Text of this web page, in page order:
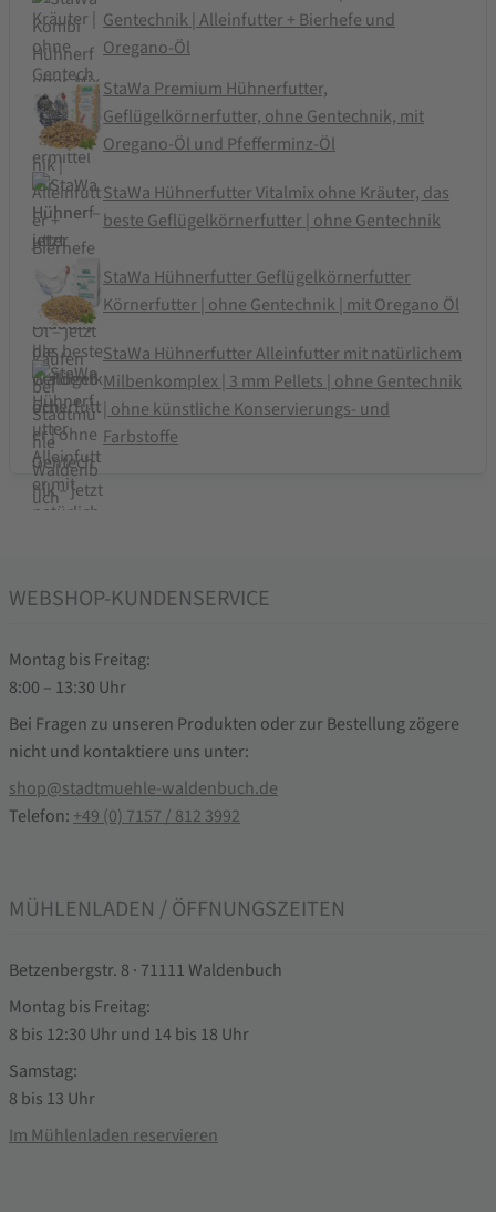
Gentechnik | Alleinfutter + Bierhefe und
Oregano-Öl
StaWa Premium Hühnerfutter,
Geflügelkörnerfutter, ohne Gentechnik, mit
Oregano-Öl und Pfefferminz-Öl
StaWa Hühnerfutter Vitalmix ohne Kräuter, das
beste Geflügelkörnerfutter | ohne Gentechnik
StaWa Hühnerfutter Geflügelkörnerfutter
Körnerfutter | ohne Gentechnik | mit Oregano Öl
StaWa Hühnerfutter Alleinfutter mit natürlichem
Milbenkomplex | 3 mm Pellets | ohne Gentechnik
| ohne künstliche Konservierungs- und
Farbstoffe
WEBSHOP-KUNDENSERVICE
Montag bis Freitag:
8:00 – 13:30 Uhr
Bei Fragen zu unseren Produkten oder zur Bestellung zögere
nicht und kontaktiere uns unter:
shop@stadtmuehle-waldenbuch.de
Telefon: +49 (0) 7157 / 812 3992
MÜHLENLADEN / ÖFFNUNGSZEITEN
Betzenbergstr. 8 · 71111 Waldenbuch
Montag bis Freitag:
8 bis 12:30 Uhr und 14 bis 18 Uhr
Samstag:
8 bis 13 Uhr
Im Mühlenladen reservieren